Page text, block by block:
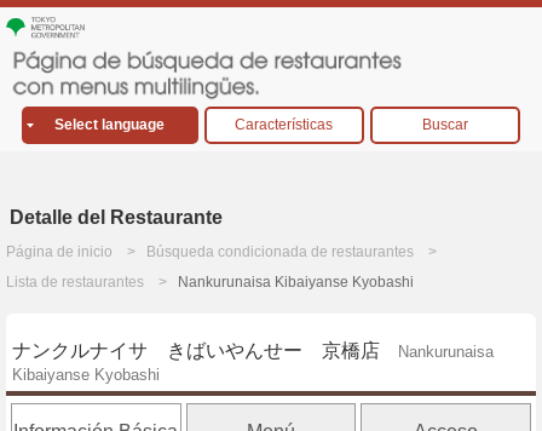
Select language Características Buscar
Detalle del Restaurante
Página de inicio
Búsqueda condicionada de restaurantes
Lista de restaurantes
Nankurunaisa Kibaiyanse Kyobashi
ナンクルナイサ きばいやんせー 京橋店
Nankurunaisa
Kibaiyanse Kyobashi